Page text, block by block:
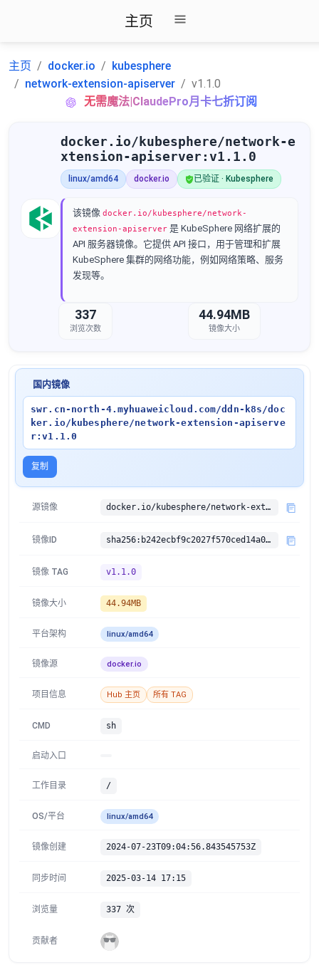
主页
主页 docker.io
kubesphere
network-extension-apiserver
v1.1.0
无需魔法|ClaudePro月卡七折订阅
docker.io/kubesphere/network-e
xtension-apiserver:v1.1.0
linux/amd64 docker.io 已验证 · Kubesphere
该镜像 docker.io/kubesphere/network-
extension-apiserver 是 KubeSphere 网络扩展的
API 服务器镜像。它提供 API 接口，用于管理和扩展
KubeSphere 集群的网络功能，例如网络策略、服务
发现等。
337
浏览次数
44.94MB
镜像大小
国内镜像
swr.cn-north-4.myhuaweicloud.com/ddn-k8s/doc
ker.io/kubesphere/network-extension-apiserve
r:v1.1.0
复制
源镜像 docker.io/kubesphere/network-extension-apiserver:v1.1.0
镜像ID sha256:b242ecbf9c2027f570ced14a01531009620a3d0cb05dcbae2726e1c9f4613d78
镜像 TAG v1.1.0
镜像大小 44.94MB
平台架构 linux/amd64
镜像源 docker.io
项目信息 Hub 主页 所有 TAG
CMD sh
启动入口
工作目录 /
OS/平台 linux/amd64
镜像创建 2024-07-23T09:04:56.843545753Z
同步时间 2025-03-14 17:15
浏览量 337 次
贡献者